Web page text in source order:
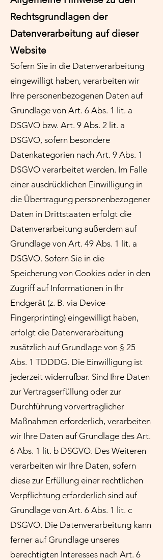
Rechtsgrundlagen der
Datenverarbeitung auf dieser
Website
Sofern Sie in die Datenverarbeitung
eingewilligt haben, verarbeiten wir
Ihre personenbezogenen Daten auf
Grundlage von Art. 6 Abs. 1 lit. a
DSGVO bzw. Art. 9 Abs. 2 lit. a
DSGVO, sofern besondere
Datenkategorien nach Art. 9 Abs. 1
DSGVO verarbeitet werden. Im Falle
einer ausdrücklichen Einwilligung in
die Übertragung personenbezogener
Daten in Drittstaaten erfolgt die
Datenverarbeitung außerdem auf
Grundlage von Art. 49 Abs. 1 lit. a
DSGVO. Sofern Sie in die
Speicherung von Cookies oder in den
Zugriff auf Informationen in Ihr
Endgerät (z. B. via Device-
Fingerprinting) eingewilligt haben,
erfolgt die Datenverarbeitung
zusätzlich auf Grundlage von § 25
Abs. 1 TDDDG. Die Einwilligung ist
jederzeit widerrufbar. Sind Ihre Daten
zur Vertragserfüllung oder zur
Durchführung vorvertraglicher
Maßnahmen erforderlich, verarbeiten
wir Ihre Daten auf Grundlage des Art.
6 Abs. 1 lit. b DSGVO. Des Weiteren
verarbeiten wir Ihre Daten, sofern
diese zur Erfüllung einer rechtlichen
Verpflichtung erforderlich sind auf
Grundlage von Art. 6 Abs. 1 lit. c
DSGVO. Die Datenverarbeitung kann
ferner auf Grundlage unseres
berechtigten Interesses nach Art. 6